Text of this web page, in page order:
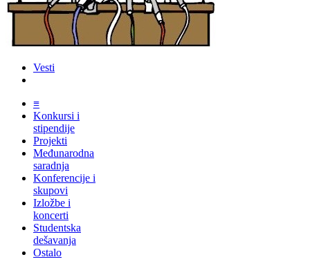
Vesti
≡
Konkursi i
stipendije
Projekti
Međunarodna
saradnja
Konferencije i
skupovi
Izložbe i
koncerti
Studentska
dešavanja
Ostalo